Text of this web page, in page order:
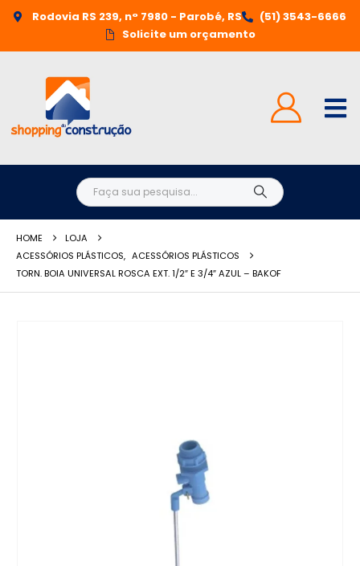
Rodovia RS 239, n° 7980 - Parobé, RS
(51) 3543-6666
Solicite um orçamento
HOME
LOJA
ACESSÓRIOS PLÁSTICOS, ACESSÓRIOS PLÁSTICOS
TORN. BOIA UNIVERSAL ROSCA EXT. 1/2″ E 3/4″ AZUL – BAKOF